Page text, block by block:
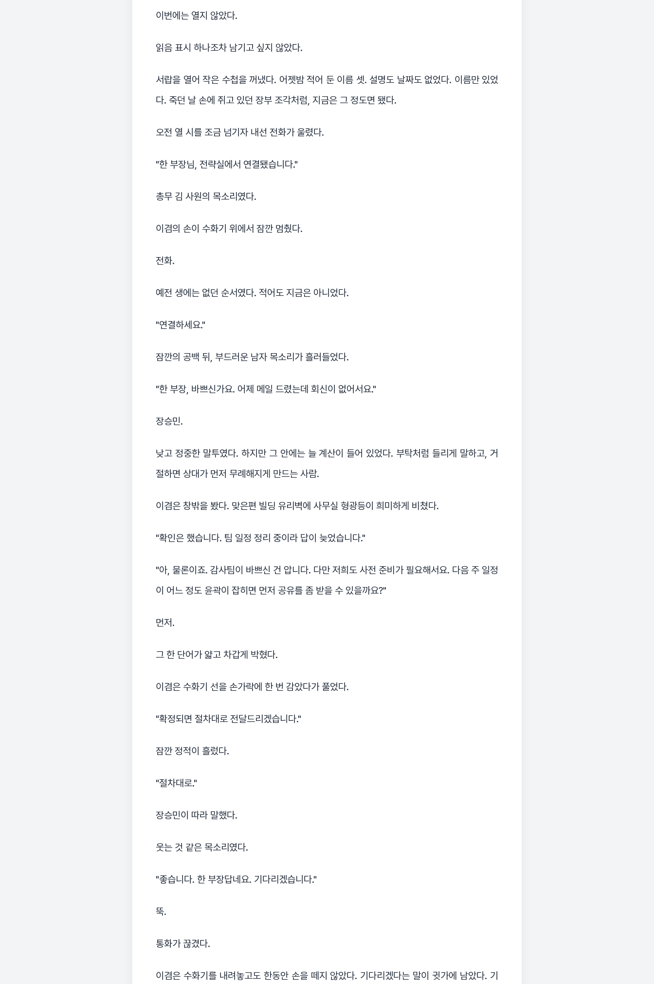
이번에는 열지 않았다.
읽음 표시 하나조차 남기고 싶지 않았다.
서랍을 열어 작은 수첩을 꺼냈다. 어젯밤 적어 둔 이름 셋. 설명도 날짜도 없었다. 이름만 있었
다. 죽던 날 손에 쥐고 있던 장부 조각처럼, 지금은 그 정도면 됐다.
오전 열 시를 조금 넘기자 내선 전화가 울렸다.
"한 부장님, 전략실에서 연결됐습니다."
총무 김 사원의 목소리였다.
이겸의 손이 수화기 위에서 잠깐 멈췄다.
전화.
예전 생에는 없던 순서였다. 적어도 지금은 아니었다.
"연결하세요."
잠깐의 공백 뒤, 부드러운 남자 목소리가 흘러들었다.
"한 부장, 바쁘신가요. 어제 메일 드렸는데 회신이 없어서요."
장승민.
낮고 정중한 말투였다. 하지만 그 안에는 늘 계산이 들어 있었다. 부탁처럼 들리게 말하고, 거
절하면 상대가 먼저 무례해지게 만드는 사람.
이겸은 창밖을 봤다. 맞은편 빌딩 유리벽에 사무실 형광등이 희미하게 비쳤다.
"확인은 했습니다. 팀 일정 정리 중이라 답이 늦었습니다."
"아, 물론이죠. 감사팀이 바쁘신 건 압니다. 다만 저희도 사전 준비가 필요해서요. 다음 주 일정
이 어느 정도 윤곽이 잡히면 먼저 공유를 좀 받을 수 있을까요?"
먼저.
그 한 단어가 얇고 차갑게 박혔다.
이겸은 수화기 선을 손가락에 한 번 감았다가 풀었다.
"확정되면 절차대로 전달드리겠습니다."
잠깐 정적이 흘렀다.
"절차대로."
장승민이 따라 말했다.
웃는 것 같은 목소리였다.
"좋습니다. 한 부장답네요. 기다리겠습니다."
뚝.
통화가 끊겼다.
이겸은 수화기를 내려놓고도 한동안 손을 떼지 않았다. 기다리겠다는 말이 귓가에 남았다. 기